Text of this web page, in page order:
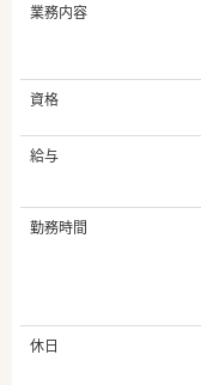
業務内容
資格
給与
勤務時間
休日